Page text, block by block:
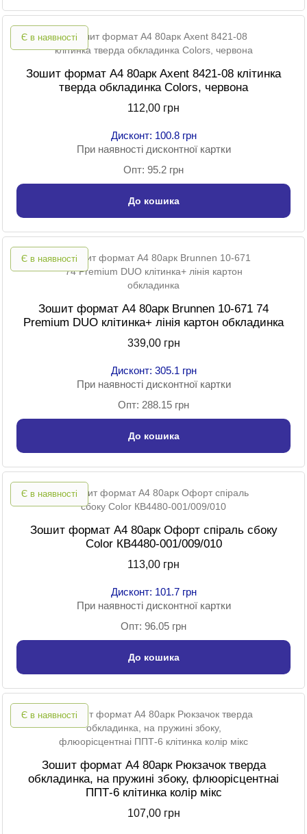
Є в наявності
Зошит формат A4 80арк Axent 8421-08 клітинка
тверда обкладинка Colors, червона
112,00 грн
Дисконт: 100.8 грн
При наявності дисконтної картки
Опт: 95.2 грн
До кошика
Є в наявності
Зошит формат A4 80арк Brunnen 10-671 74
Premium DUO клітинка+ лінія картон обкладинка
339,00 грн
Дисконт: 305.1 грн
При наявності дисконтної картки
Опт: 288.15 грн
До кошика
Є в наявності
Зошит формат A4 80арк Офорт спіраль сбоку
Color КВ4480-001/009/010
113,00 грн
Дисконт: 101.7 грн
При наявності дисконтної картки
Опт: 96.05 грн
До кошика
Є в наявності
Зошит формат A4 80арк Рюкзачок тверда
обкладинка, на пружині збоку, флюорісцентнаі
ППТ-6 клітинка колір мікс
107,00 грн